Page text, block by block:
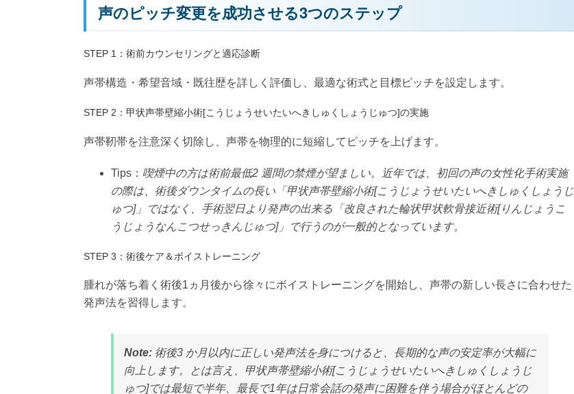
声のピッチ変更を成功させる3つのステップ
STEP 1：術前カウンセリングと適応診断
声帯構造・希望音域・既往歴を詳しく評価し、最適な術式と目標ピッチを設定します。
STEP 2：甲状声帯壁縮小術[こうじょうせいたいへきしゅくしょうじゅつ]の実施
声帯靭帯を注意深く切除し、声帯を物理的に短縮してピッチを上げます。
Tips： 喫煙中の方は術前最低2 週間の禁煙が望ましい。近年では、初回の声の女性化手術実施
の際は、術後ダウンタイムの長い「甲状声帯壁縮小術[こうじょうせいたいへきしゅくしょうじ
ゅつ]」ではなく、手術翌日より発声の出来る「改良された輪状甲状軟骨接近術[りんじょうこ
うじょうなんこつせっきんじゅつ]」で行うのが一般的となっています。
STEP 3：術後ケア＆ボイストレーニング
腫れが落ち着く術後1ヵ月後から徐々にボイストレーニングを開始し、声帯の新しい長さに合わせた
発声法を習得します。
Note:術後3 か月以内に正しい発声法を身につけると、長期的な声の安定率が大幅に
向上します。とは言え、甲状声帯壁縮小術[こうじょうせいたいへきしゅくしょうじ
ゅつ]では最短で半年、最長で1年は日常会話の発声に困難を伴う場合がほとんどの